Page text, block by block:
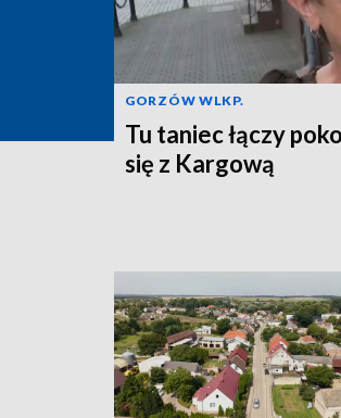
GORZÓW WLKP.
Tu taniec łączy
się z Kargową